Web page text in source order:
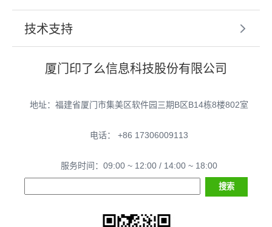
技术支持
厦门印了么信息科技股份有限公司
地址：福建省厦门市集美区软件园三期B区B14栋8楼802室
电话： +86 17306009113
服务时间：09:00 ~ 12:00 / 14:00 ~ 18:00